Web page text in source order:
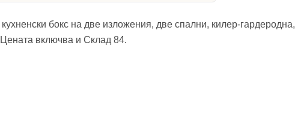
бокс на две изложения, две спални, килер-гардеродна,
включва и Склад 84.